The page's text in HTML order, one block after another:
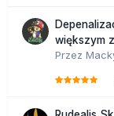
większym
Przez